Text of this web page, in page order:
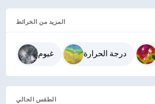
المزيد من الخرائط
غيوم درجة الحرارة
الطقس الحالي